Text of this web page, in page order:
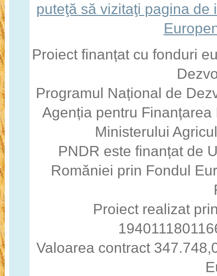
puteţă să vizitaţi pagina
Proiect finanțat cu fonduri
Programul Național de
Agenția pentru
Ministerului
PNDR este finanțat de
Romăniei prin Fondul
Proiect realizat
Valoarea contract